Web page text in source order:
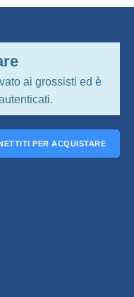
ai grossisti ed è
PER ACQUISTARE